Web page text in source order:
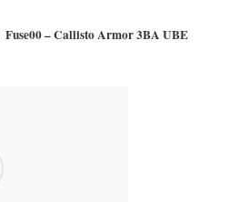
Fuse00 – Callisto Armor 3BA UBE